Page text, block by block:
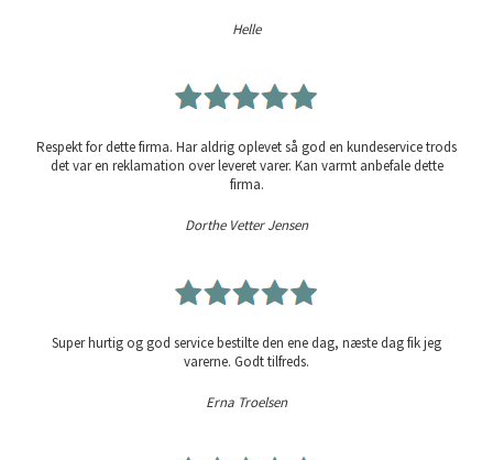
Helle
Respekt for dette firma. Har aldrig oplevet så god en kundeservice trods
det var en reklamation over leveret varer. Kan varmt anbefale dette
firma.
Dorthe Vetter Jensen
Super hurtig og god service bestilte den ene dag, næste dag fik jeg
varerne. Godt tilfreds.
Erna Troelsen